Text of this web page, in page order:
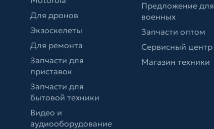
Для дронов
Экзоскелеты
Для ремонта
Запчасти для
приставок
Запчасти для
бытовой техники
Видео и
аудиооборудование
Предложение для
военных
Запчасти оптом
Сервисный центр
Магазин техники